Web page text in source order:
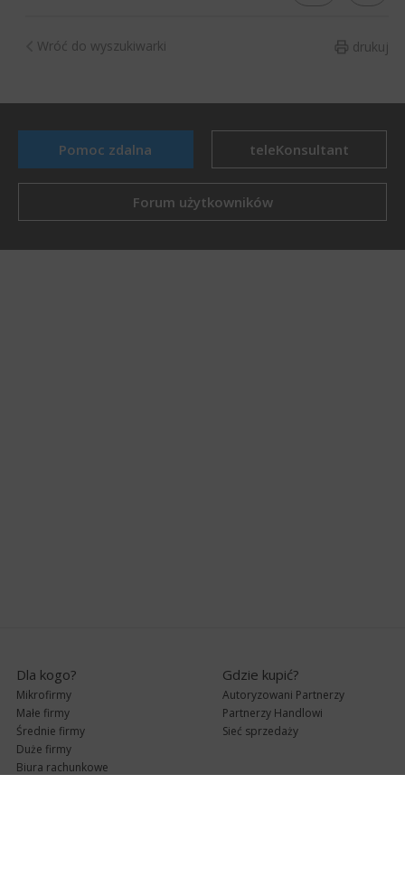
drukuj
Wróć do wyszukiwarki
Pomoc zdalna teleKonsultant
Forum użytkowników
Dla kogo?
Mikrofirmy
Małe firmy
Średnie firmy
Duże firmy
Biura rachunkowe
Gdzie kupić?
Autoryzowani Partnerzy
Partnerzy Handlowi
Sieć sprzedaży